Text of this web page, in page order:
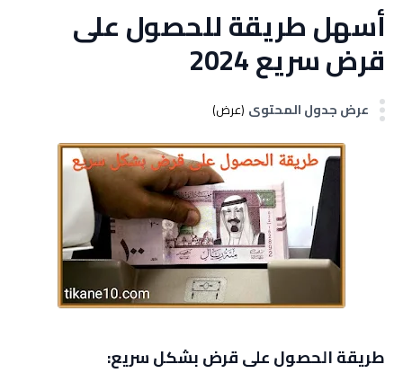
أسهل طريقة للحصول على
قرض سريع 2024
عرض جدول المحتوى (عرض)
طريقة الحصول على قرض بشكل سريع: